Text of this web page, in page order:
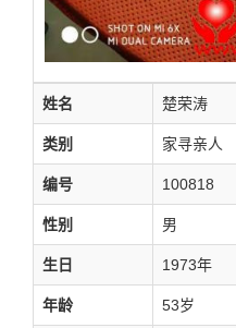
姓名 楚荣涛
类别 家寻亲人
编号 100818
性别 男
生日 1973年
年龄 53岁